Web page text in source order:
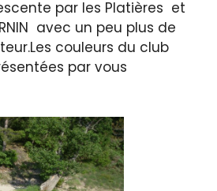
par les Platières et
avec un peu plus de
couleurs du club
par vous